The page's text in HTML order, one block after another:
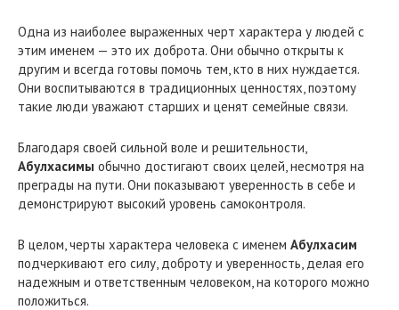
Одна из наиболее выраженных черт характера у людей с
этим именем — это их доброта. Они обычно открыты к
другим и всегда готовы помочь тем, кто в них нуждается.
Они воспитываются в традиционных ценностях, поэтому
такие люди уважают старших и ценят семейные связи.
Благодаря своей сильной воле и решительности,
Абулхасимы обычно достигают своих целей, несмотря на
преграды на пути. Они показывают уверенность в себе и
демонстрируют высокий уровень самоконтроля.
В целом, черты характера человека с именем Абулхасим
подчеркивают его силу, доброту и уверенность, делая его
надежным и ответственным человеком, на которого можно
положиться.